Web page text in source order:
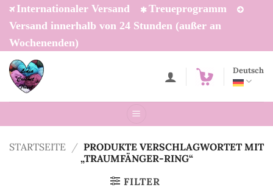
Zum
Inhalt
springen
Internationaler Versand
Treueprogramm
Versand innerhalb von 24 Stunden (außer an
Wochenenden)
Deutsch
STARTSEITE / PRODUKTE VERSCHLAGWORTET MIT
„TRAUMFÄNGER-RING“
FILTER